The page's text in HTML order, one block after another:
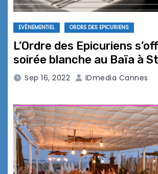
EVÉNEMENTIEL ORDRE DES EPICURIENS
L’Ordre des Epicuriens
soirée blanche au Baïa à
Sep 16, 2022 IDmedia Cannes